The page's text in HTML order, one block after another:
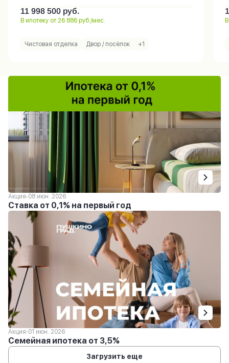
11 998 500 руб.
В ипотеку от 26 886 руб./мес.
Чистовая отделка Двор / посёлок +1
Акция 08 июн. 2026
Ставка от 0,1% на первый год
Акция 01 июн. 2026
Семейная ипотека от 3,5%
Загрузить еще